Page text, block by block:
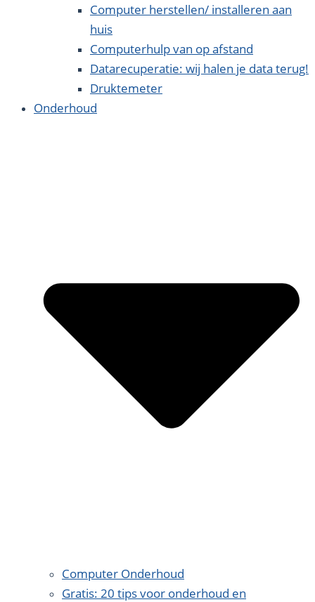
Computer herstellen/ installeren aan
huis
Computerhulp van op afstand
Datarecuperatie: wij halen je data terug!
Druktemeter
Onderhoud
Computer Onderhoud
Gratis: 20 tips voor onderhoud en